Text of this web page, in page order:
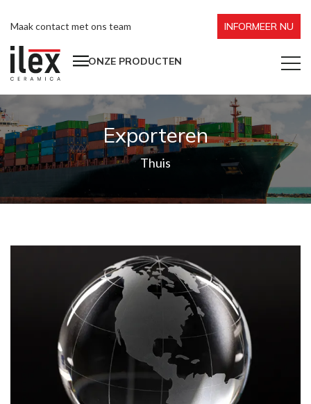
Maak contact met ons team INFORMEER NU
ONZE PRODUCTEN
Exporteren
Thuis